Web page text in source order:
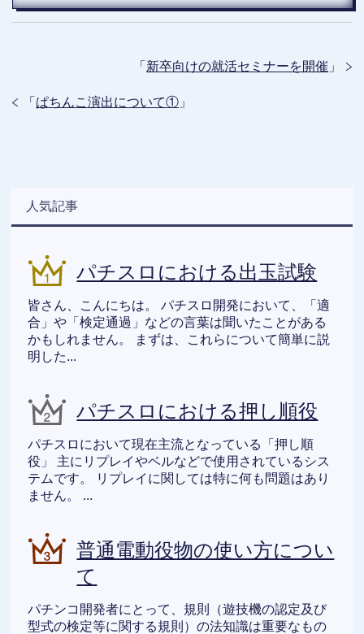
「 新卒向けの就活セミナーを開催 」
「 ぱちんこ演出について① 」
人気記事
パチスロにおける出玉試験
皆さん、こんにちは。 パチスロ開発において、「適
合」や「検定通過」などの言葉は聞いたことがある
かもしれません。 まずは、これらについて簡単に説
明した...
パチスロにおける押し順役
パチスロにおいて現在主流となっている「押し順
役」 主にリプレイやベルなどで使用されているシス
テムです。 リプレイに関しては特に何も問題はあり
ません。 ...
普通電動役物の使い方につい
て
パチンコ開発者にとって、規則（遊技機の認定及び
型式の検定等に関する規則）の法知識は重要なもの